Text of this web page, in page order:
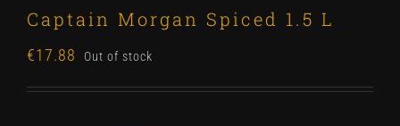
Captain Morgan Spiced 1.5 L
€17.88 Out of stock